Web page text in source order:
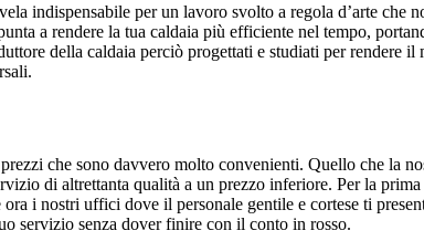
indispensabile per un lavoro svolto a regola d’arte che
a rendere la tua caldaia più efficiente nel tempo,
della caldaia perciò progettati e studiati per rendere il
che sono davvero molto convenienti. Quello che la
di altrettanta qualità a un prezzo inferiore. Per la
i nostri uffici dove il personale gentile e cortese ti
servizio senza dover finire con il conto in rosso.